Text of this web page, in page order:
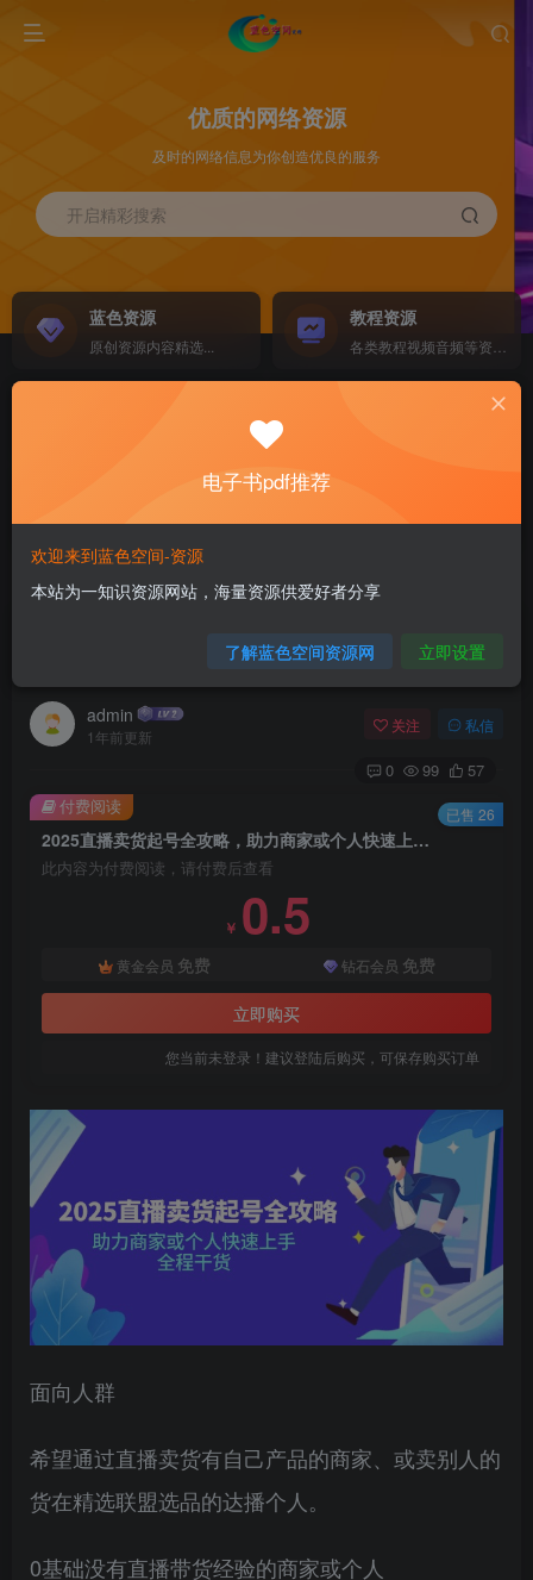
优质的网络资源
及时的网络信息为你创造优良的服务
开启精彩搜索
蓝色资源
原创资源内容精选...
教程资源
计算机 移动设备 软件下载....
电子书籍下载...
首页 电商运营 正文
2025直播卖货起号全攻略，助力商家或个人快速
admin
1年前更新
关注 私信
0 99 57
2025直播卖货起号全攻略，助力商家或个人快速上手，全程干货
此内容为付费阅读，请付费后查看
￥ 0.5
黄金会员 免费 钻石会员 免费
立即购买
您当前未登录！建议登陆后购买，可保存购买订单
付费阅读 已售 26
面向人群
希望通过直播卖货有自己产品的商家、或卖别人的
货在精选联盟选品的达播个人。
0基础没有直播带货经验的商家或个人
电子书pdf推荐
欢迎来到蓝色空间-资源
本站为一知识资源网站，海量资源供爱好者分享
了解蓝色空间资源网 立即设置